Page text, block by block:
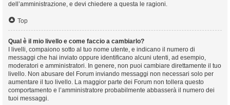
dell’amministrazione, e devi chiedere a questa le ragioni.
Top
Qual è il mio livello e come faccio a cambiarlo?
I livelli, compaiono sotto al tuo nome utente, e indicano il numero di
messaggi che hai inviato oppure identificano alcuni utenti, ad esempio,
moderatori e amministratori. In genere, non puoi cambiare direttamente il tuo
livello. Non abusare del Forum inviando messaggi non necessari solo per
aumentare il tuo livello. La maggior parte dei Forum non tollera questo
comportamento e l’amministratore probabilmente abbasserà il numero dei
tuoi messaggi.